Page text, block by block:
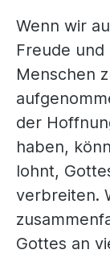
Wenn wir
Freude
Menschen
der
haben,
lohnt,
verbreiten.
Gottes an